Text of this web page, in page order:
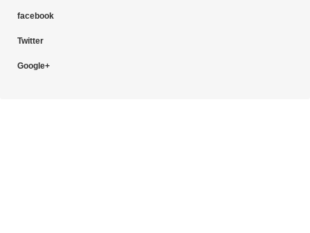
facebook
Twitter
Google+